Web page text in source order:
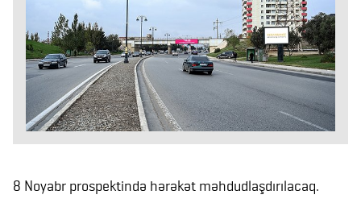
8 Noyabr prospektində hərəkət məhdudlaşdırılacaq.